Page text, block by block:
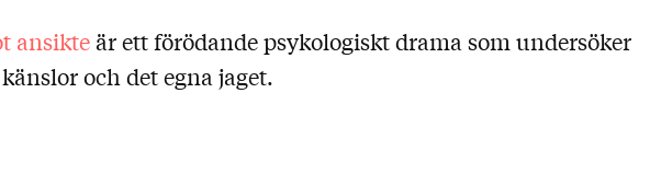
ansikte är ett förödande psykologiskt drama som undersöker
och det egna jaget.